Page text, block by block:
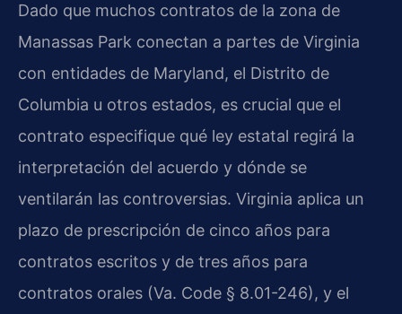
Dado que muchos contratos de la zona de
Manassas Park conectan a partes de Virginia
con entidades de Maryland, el Distrito de
Columbia u otros estados, es crucial que el
contrato especifique qué ley estatal regirá la
interpretación del acuerdo y dónde se
ventilarán las controversias. Virginia aplica un
plazo de prescripción de cinco años para
contratos escritos y de tres años para
contratos orales (Va. Code § 8.01-246), y el